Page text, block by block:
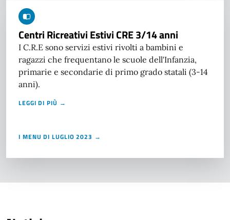
Centri Ricreativi Estivi CRE 3/14 anni
I C.R.E sono servizi estivi rivolti a bambini e
ragazzi che frequentano le scuole dell'Infanzia,
primarie e secondarie di primo grado statali (3-14
anni).
LEGGI DI PIÙ →
I MENU DI LUGLIO 2023 →